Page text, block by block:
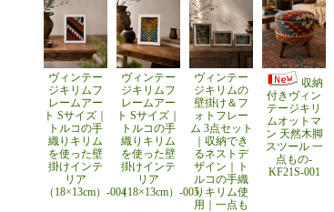
ヴィンテー
ジキリムフ
レームアー
ト Sサイズ｜
トルコの手
織りキリム
を使った壁
掛けインテ
リア
（18×13cm）-004
ヴィンテー
ジキリムフ
レームアー
ト Sサイズ｜
トルコの手
織りキリム
を使った壁
掛けインテ
リア
（18×13cm）-005
ヴィンテー
ジキリムの
壁掛け＆フ
ォトフレー
ム 3点セット
｜収納でき
るネストデ
ザイン｜ト
ルコの手織
りキリム使
用｜一点も
収納
付きヴィン
テージキリ
ムオットマ
ン 天然木脚
スツール 一
点もの-
KF21S-001